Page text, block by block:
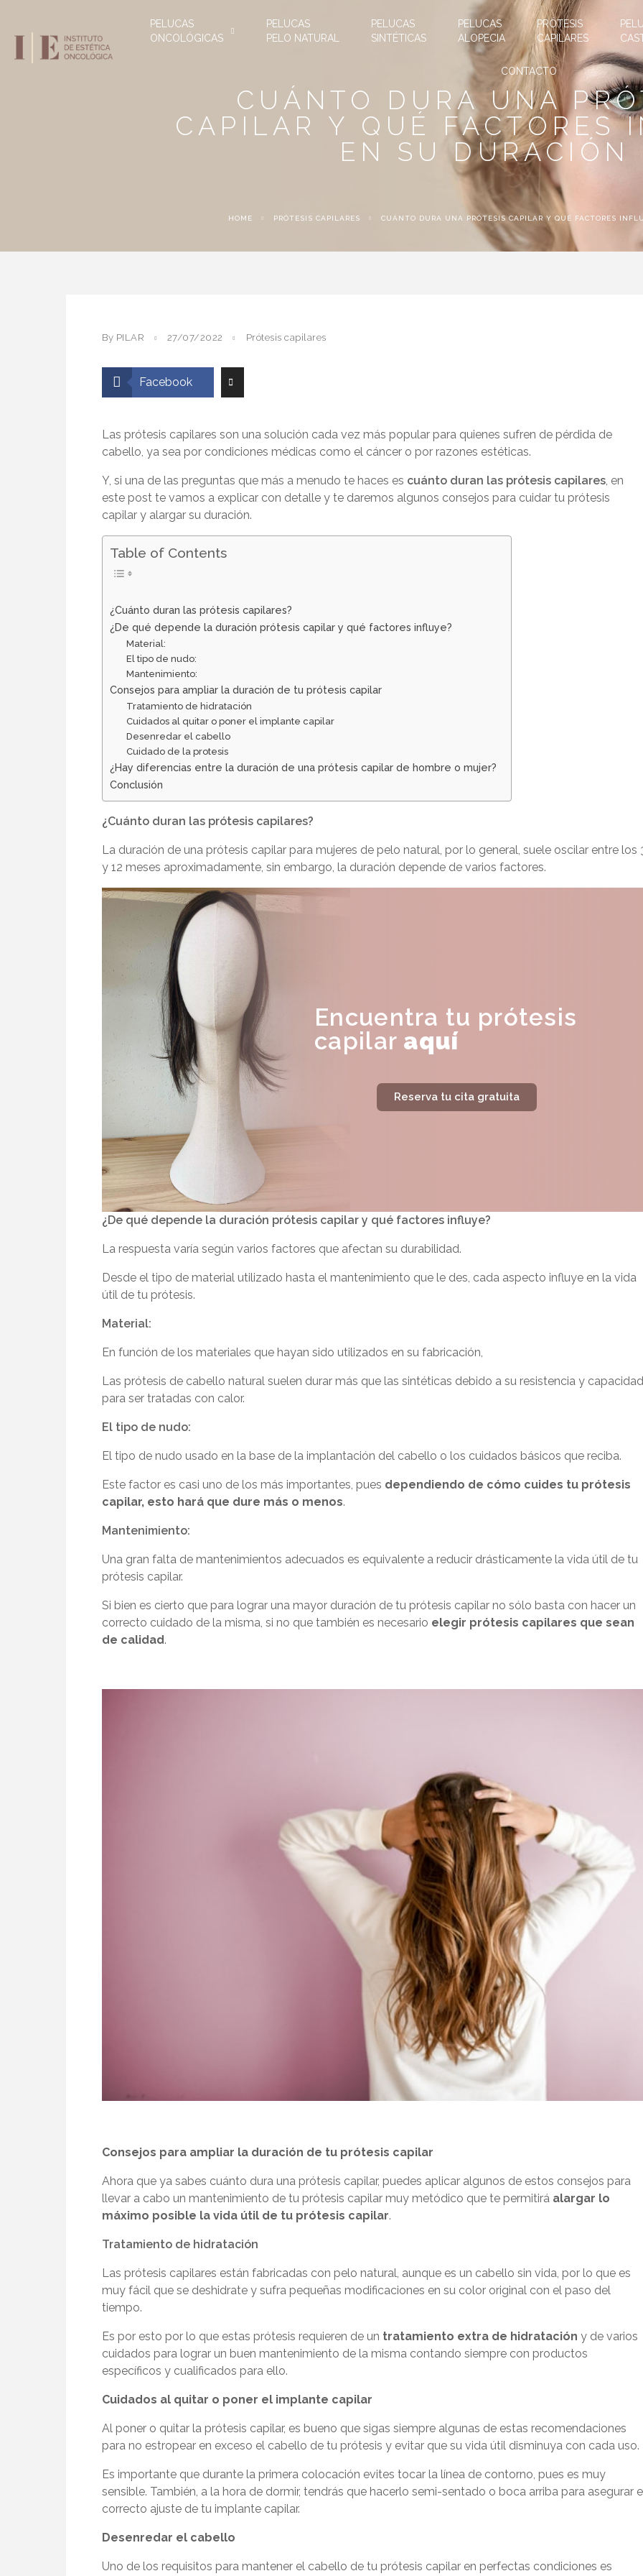
PELUCAS
ONCOLÓGICAS
PELUCAS
PELO NATURAL
PELUCAS
SINTÉTICAS
PELUCAS
ALOPECIA
PRÓTESIS
CAPILARES
CONTACTO
CUÁNTO DURA UNA
CAPILAR Y QUÉ FACTORES
EN SU DURACIÓN
HOME PRÓTESIS CAPILARES CUÁNTO DURA UNA PRÓTESIS CAPILAR Y QUÉ FACTORES
By PILAR 27/07/2022 Prótesis capilares
Facebook
Las prótesis capilares son una solución cada vez más popular para quienes sufren de pérdida de
cabello, ya sea por condiciones médicas como el cáncer o por razones estéticas.
Y, si una de las preguntas que más a menudo te haces es cuánto duran las prótesis capilares , en
este post te vamos a explicar con detalle y te daremos algunos consejos para cuidar tu prótesis
capilar y alargar su duración.
Table of Contents
¿Cuánto duran las prótesis capilares?
¿De qué depende la duración prótesis capilar y qué factores influye?
Material:
El tipo de nudo:
Mantenimiento:
Consejos para ampliar la duración de tu prótesis capilar
Tratamiento de hidratación
Cuidados al quitar o poner el implante capilar
Desenredar el cabello
Cuidado de la protesis
¿Hay diferencias entre la duración de una prótesis capilar de hombre o mujer?
Conclusión
¿Cuánto duran las prótesis capilares?
La duración de una prótesis capilar para mujeres de pelo natural , por lo general, suele oscilar entre los
y 12 meses aproximadamente, sin embargo, la duración depende de varios factores.
Encuentra tu prótesis
capilar aquí
Reserva tu cita gratuita
¿De qué depende la duración prótesis capilar y qué factores influye?
La respuesta varía según varios factores que afectan su durabilidad.
Desde el tipo de material utilizado hasta el mantenimiento que le des, cada aspecto influye en la vida
útil de tu prótesis.
Material:
En función de los materiales que hayan sido utilizados en su fabricación,
Las prótesis de cabello natural suelen durar más que las sintéticas debido a su resistencia y capacidad
para ser tratadas con calor.
El tipo de nudo:
El tipo de nudo usado en la base de la implantación del cabello o los cuidados básicos que reciba.
Este factor es casi uno de los más importantes, pues dependiendo de cómo cuides tu prótesis
capilar, esto hará que dure más o menos.
Mantenimiento:
Una gran falta de mantenimientos adecuados es equivalente a reducir drásticamente la vida útil de tu
prótesis capilar.
Si bien es cierto que para lograr una mayor duración de tu prótesis capilar no sólo basta con hacer un
correcto cuidado de la misma, si no que también es necesario elegir prótesis capilares que sean
de calidad.
Consejos para ampliar la duración de tu prótesis capilar
Ahora que ya sabes cuánto dura una prótesis capilar, puedes aplicar algunos de estos consejos para
llevar a cabo un mantenimiento de tu prótesis capilar muy metódico que te permitirá alargar lo
máximo posible la vida útil de tu prótesis capilar.
Tratamiento de hidratación
Las prótesis capilares están fabricadas con pelo natural, aunque es un cabello sin vida, por lo que es
muy fácil que se deshidrate y sufra pequeñas modificaciones en su color original con el paso del
tiempo.
Es por esto por lo que estas prótesis requieren de un tratamiento extra de hidratación y de varios
cuidados para lograr un buen mantenimiento de la misma contando siempre con productos
específicos y cualificados para ello.
Cuidados al quitar o poner el implante capilar
Al poner o quitar la prótesis capilar, es bueno que sigas siempre algunas de estas recomendaciones
para no estropear en exceso el cabello de tu prótesis y evitar que su vida útil disminuya con cada uso.
Es importante que durante la primera colocación evites tocar la línea de contorno, pues es muy
sensible. También, a la hora de dormir, tendrás que hacerlo semi-sentado o boca arriba para asegurar
correcto ajuste de tu implante capilar.
Desenredar el cabello
Uno de los requisitos para mantener el cabello de tu prótesis capilar en perfectas condiciones es